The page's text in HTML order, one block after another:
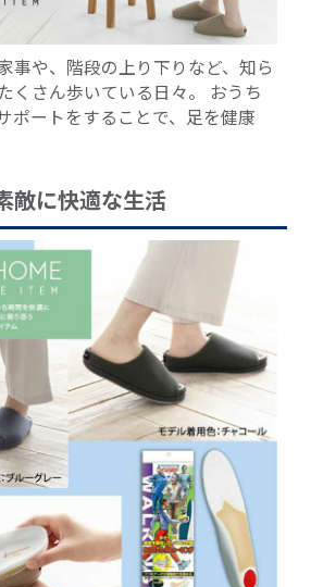
事や、階段の上り下りなど、知ら
くさん歩いている日々。 おうち
ポートをすることで、足を健康
敵に快適な生活